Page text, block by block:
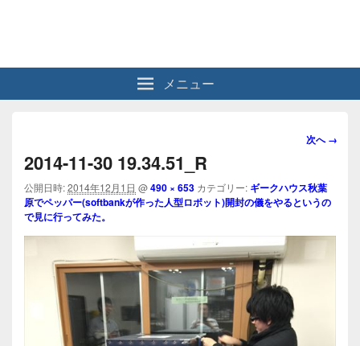
メニュー
画
ビ
ゲ
シ
ョ
次へ →
2014-11-30 19.34.51_R
公開日時:2014年12月1日 @490 × 653 カテゴリー: ギークハウス秋葉
原でペッパー(softbankが作った人型ロボット)開封の儀をやるというの
で見に行ってみた。